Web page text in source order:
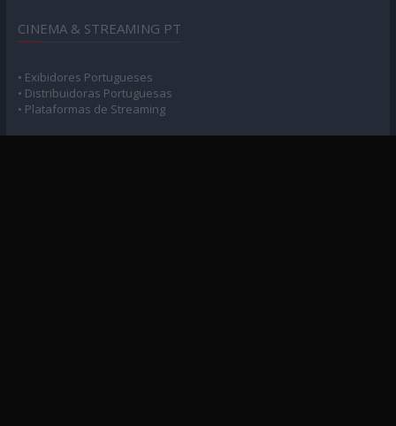
CINEMA & STREAMING PT
• Exibidores Portugueses
• Distribuidoras Portuguesas
• Plataformas de Streaming